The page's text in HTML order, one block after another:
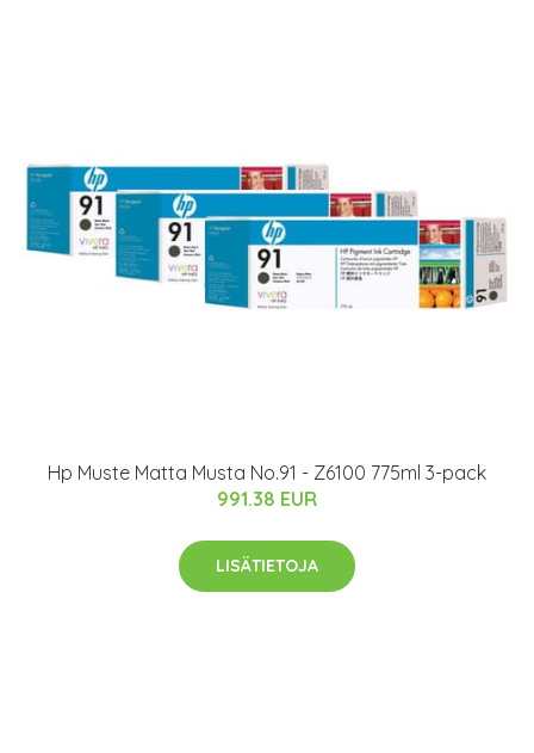
Hp Muste Matta Musta No.91 - Z6100 775ml 3-pack
991.38 EUR
LISÄTIETOJA